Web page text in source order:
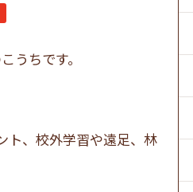
うちです。
ト、校外学習や遠足、林